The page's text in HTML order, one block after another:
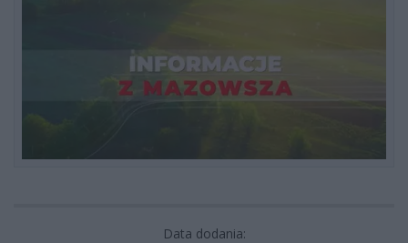
Data dodania: